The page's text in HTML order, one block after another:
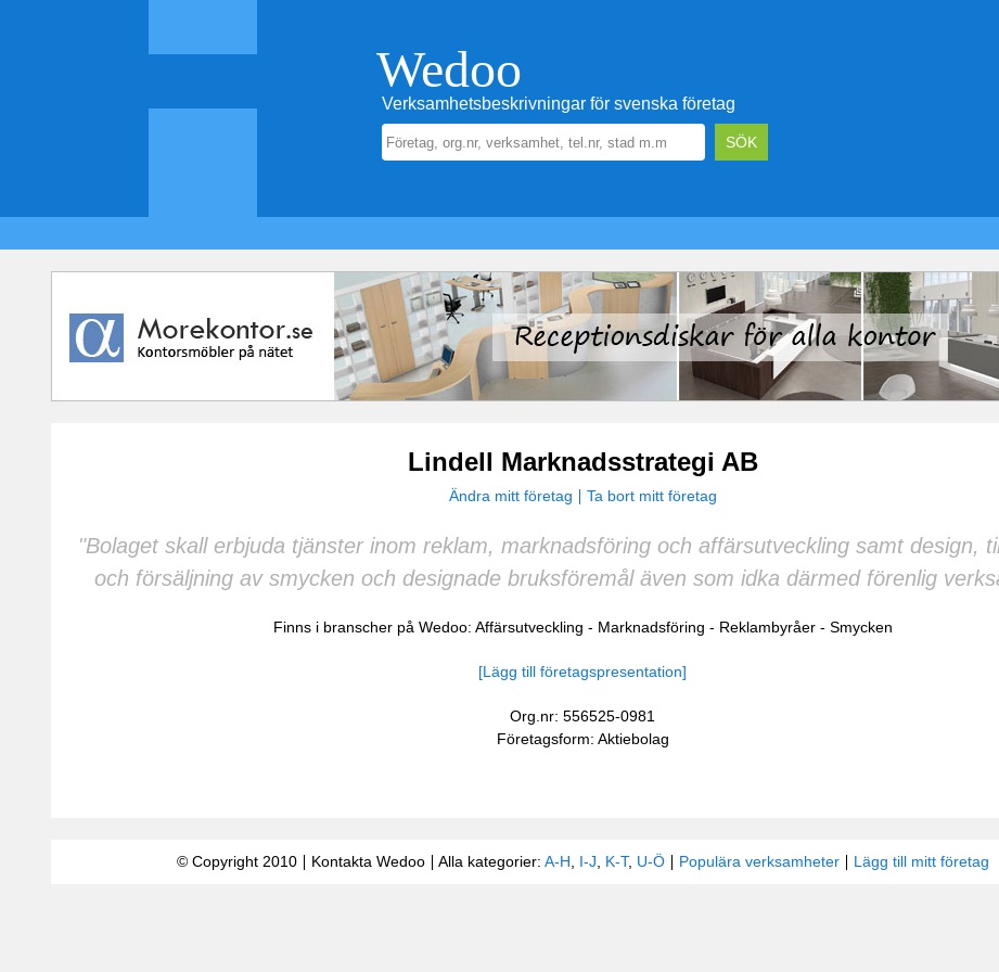
Wedoo
Verksamhetsbeskrivningar för svenska företag
Lindell Marknadsstrategi AB
Ändra mitt företag Ta bort mitt företag
"Bolaget skall erbjuda tjänster inom reklam, marknadsföring och affärsutveckling samt design,
och försäljning av smycken och designade bruksföremål även som idka därmed förenlig
Finns i branscher på Wedoo: Affärsutveckling - Marknadsföring - Reklambyråer- Smycken
[Lägg till företagspresentation]
Org.nr: 556525-0981
Företagsform: Aktiebolag
© Copyright 2010 Kontakta Wedoo Alla kategorier: A-H I-J K-T, U-Ö Populära verksamheter Lägg till mitt företag